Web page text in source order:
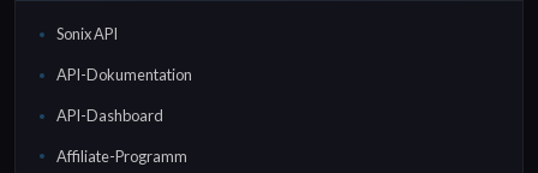
Sonix API
API-Dokumentation
API-Dashboard
Affiliate-Programm